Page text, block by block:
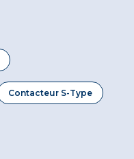
Contacteur S-Type